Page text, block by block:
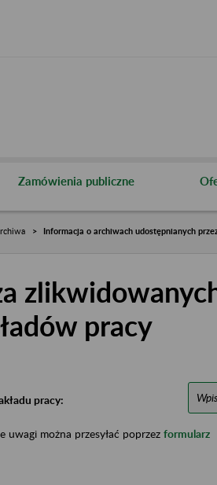
Zamówienia publiczne
Informacja o archiwach udostępnianych
pracy
pracy:
uwagi można przesyłać poprzez formularz